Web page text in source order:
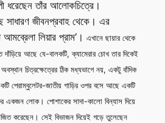
ধরেছেন তাঁর আলোকচিত্রে।
সাধারণ জীবনপ্রবাহ থেকে। এর
লিয়ার প্রাম’। এখানে ছায়ার থেকে
আছে যে-বালকটি, ক্যামেরার চোখ তার দিকেই
চিত্রক্ষেত্রের ঠিক মধ্যভাগে নয়, একটু বাঁদিক
পেরাম্বুলেটর-জাতীয় গাড়ির ওপর বসে আছে একটি
একজন লোক। পোশাকের সাদা-কালো বিন্যাস দিয়ে
করেছেন। সেই বিভাজন দিয়েই গড়ে তুলেছেন